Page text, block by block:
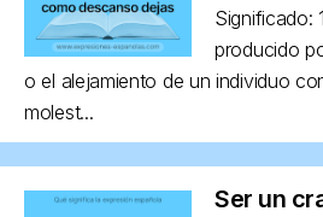
Significado:
producido
o el alejamiento de un individuo
molest...
Ser un